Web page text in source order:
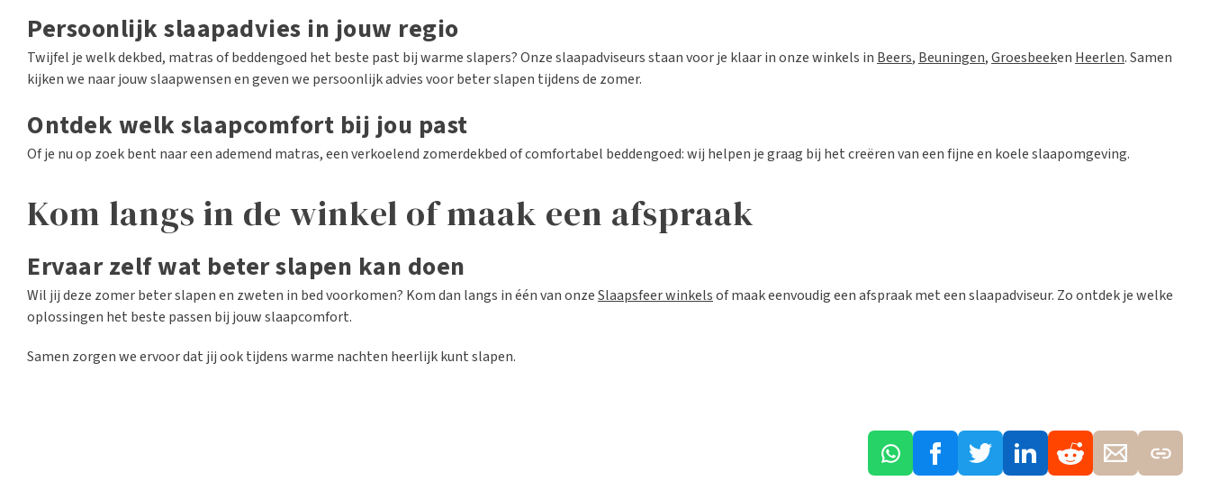
Persoonlijk slaapadvies in jouw regio
Twijfel je welk dekbed, matras of beddengoed het beste past bij warme slapers? Onze slaapadviseurs staan voor je klaar in onze winkels in Beers, Beuningen,Groesbeeken Heerlen. Samen
kijken we naar jouw slaapwensen en geven we persoonlijk advies voor beter slapen tijdens de zomer.
Ontdek welk slaapcomfort bij jou past
Of je nu op zoek bent naar een ademend matras, een verkoelend zomerdekbed of comfortabel beddengoed: wij helpen je graag bij het creëren van een fijne en koele slaapomgeving.
Kom langs in de winkel of maak een afspraak
Ervaar zelf wat beter slapen kan doen
Wil jij deze zomer beter slapen en zweten in bed voorkomen? Kom dan langs in één van onzeSlaapsfeer winkelsof maak eenvoudig een afspraak met een slaapadviseur. Zo ontdek je welke
oplossingen het beste passen bij jouw slaapcomfort.
Samen zorgen we ervoor dat jij ook tijdens warme nachten heerlijk kunt slapen.